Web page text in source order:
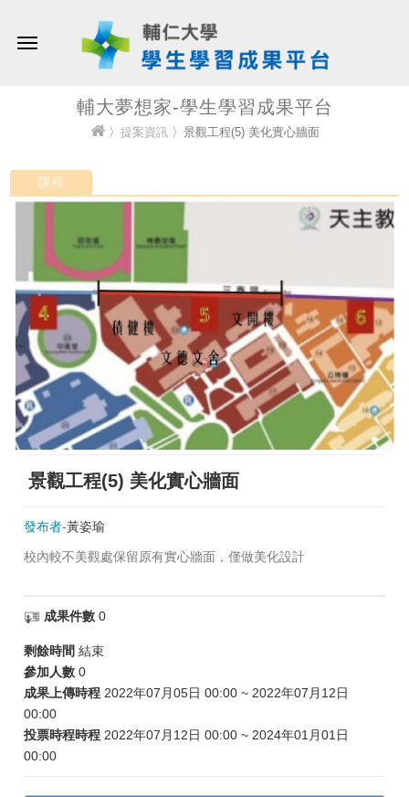
輔大夢想家-學生學習成果平台
〉 提案資訊〉景觀工程(5) 美化實心牆面
課程
景觀工程(5) 美化實心牆面
發布者-黃姿瑜
校內較不美觀處保留原有實心牆面，僅做美化設計
成果件數0
剩餘時間 結束
參加人數 0
成果上傳時程 2022年07月05日 00:00 ~ 2022年07月12日
00:00
投票時程時程 2022年07月12日 00:00 ~ 2024年01月01日
00:00